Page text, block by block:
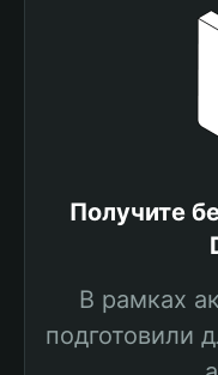
Получите
В рамках
подготовили